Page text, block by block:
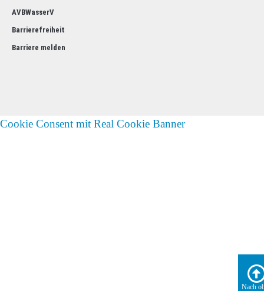
AVBWasserV
Barrierefreiheit
Barriere melden
Cookie Consent mit Real Cookie Banner